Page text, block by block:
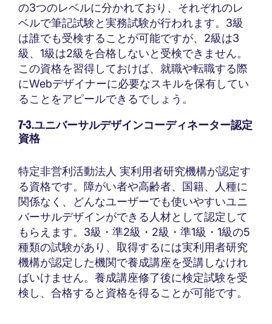
の3つのレベルに分かれており、それぞれのレ
ベルで筆記試験と実務試験が行われます。3級
は誰でも受検することが可能ですが、2級は3
級、1級は2級を合格しないと受検できません。
この資格を習得しておけば、就職や転職する際
にWebデザイナーに必要なスキルを保有してい
ることをアピールできるでしょう。
7-3.ユニバーサルデザインコーディネーター認定
資格
特定非営利活動法人 実利用者研究機構が認定す
る資格です。障がい者や高齢者、国籍、人種に
関係なく、どんなユーザーでも使いやすいユニ
バーサルデザインができる人材として認定して
もらえます。3級・準2級・2級・準1級・1級の5
種類の試験があり、取得するには実利用者研究
機構が認定した機関で養成講座を受講しなけれ
ばいけません。養成講座修了後に検定試験を受
検し、合格すると資格を得ることが可能です。